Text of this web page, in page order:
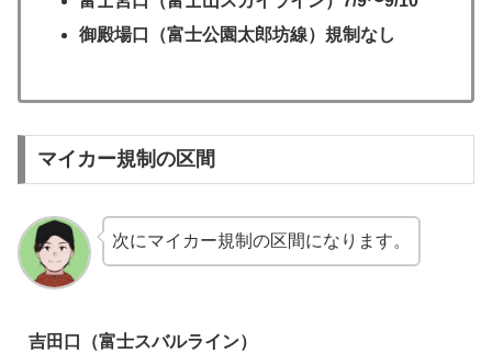
御殿場口（富士公園太郎坊線）規制なし
マイカー規制の区間
次にマイカー規制の区間になります。
吉田口（富士スバルライン）